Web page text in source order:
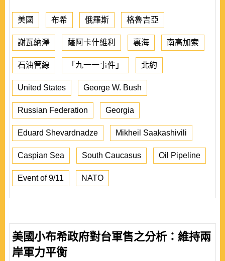
美國 布希 俄羅斯 格魯吉亞
謝瓦納澤 薩阿卡什維利 裏海 南高加索
石油管線 「九一一事件」 北約
United States George W. Bush
Russian Federation Georgia
Eduard Shevardnadze Mikheil Saakashivili
Caspian Sea South Caucasus Oil Pipeline
Event of 9/11 NATO
美國小布希政府對台軍售之分析：維持兩
岸軍力平衡